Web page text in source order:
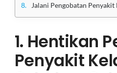
Jalani Pengobatan Penyakit Kelamin yang
1. Hentikan
Penyakit